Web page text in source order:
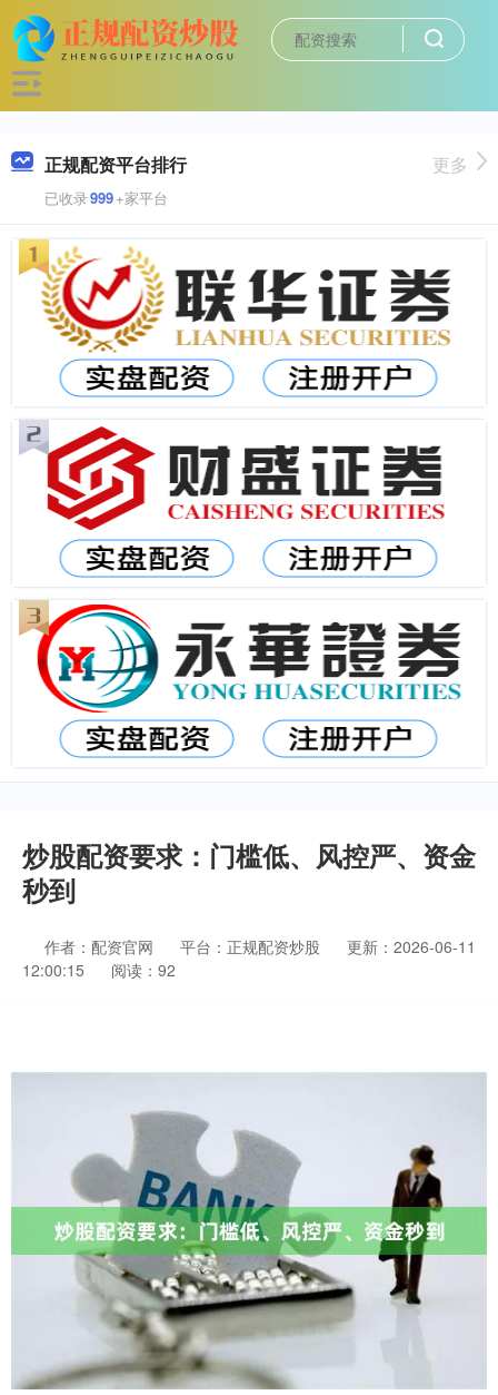
正规配资平台排行
已收录999+家平台
更多
炒股配资要求：门槛低、风控严、资金
秒到
作者：配资官网 平台：正规配资炒股
更新：2026-06-11
12:00:15
阅读：92